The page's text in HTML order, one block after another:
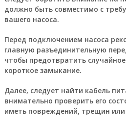
должно быть совместимо с
вашего насоса.
Перед подключением насоса
главную разъединительную
чтобы предотвратить
короткое замыкание.
Далее, следует найти кабель
внимательно проверить его
иметь повреждений, трещин